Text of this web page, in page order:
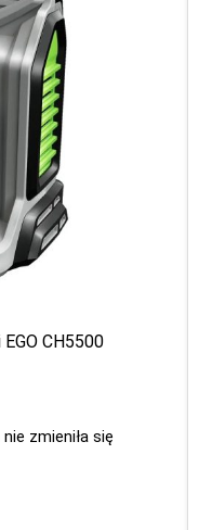
CH5500
zmieniła się